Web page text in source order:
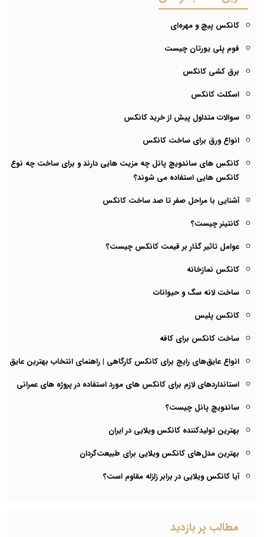
کانکس پیچ و مهره‌ای
فوم پلی یورتان چیست
برق کشی کانکس
اسکلت کانکس
سوالات متداول پیش از خرید کانکس
انواع ورق برای ساخت کانکس
کانکس های ساندویچ پانل چه مزیت هایی دارند و برای ساخت چه نوع
کانکس هایی استفاده می شوند؟
آشنایی با مراحل صفر تا صد ساخت کانکس
کانتینر چیست؟
عوامل تاثیر گذار بر قیمت کانکس چیست؟
کانکس نمازخانه
ساخت لانه سگ و حیوانات
کانکس پلیس
ساخت کانکس برای کافه
انواع عایق‌های رایج برای کانکس کارگاهی | راهنمای انتخاب بهترین عایق
استانداردهای لازم برای کانکس های مورد استفاده در پروژه های عمرانی
ساندویچ پانل چیست؟
بهترین تولیدکننده کانکس ویلایی در ایران
بهترین مدل‌های کانکس ویلایی برای طبیعت‌گردان
آیا کانکس ویلایی در برابر زلزله مقاوم است؟
مطالب پر بازدید